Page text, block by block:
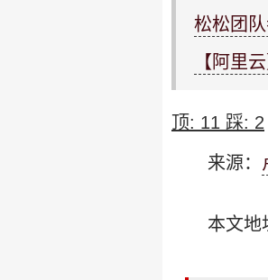
松松团
【阿里
顶: 11 踩: 2
来源：
本文地